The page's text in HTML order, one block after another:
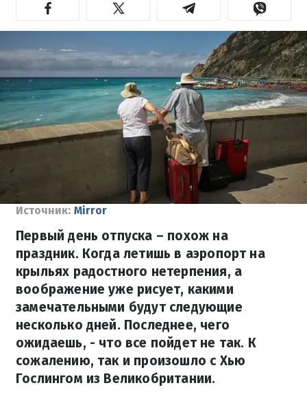
Источник: Mirror
Первый день отпуска – похож на
праздник. Когда летишь в аэропорт на
крыльях радостного нетерпения, а
воображение уже рисует, какими
замечательными будут следующие
несколько дней. Последнее, чего
ожидаешь, - что все пойдет не так. К
сожалению, так и произошло с Хью
Гослингом из Великобритании.